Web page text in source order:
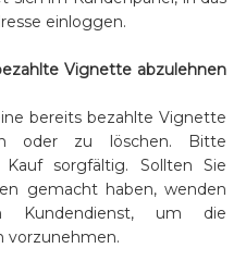
einloggen.
Vignette abzulehnen
bereits bezahlte Vignette
oder zu löschen. Bitte
sorgfältig. Sollten Sie
gemacht haben, wenden
um die
vorzunehmen.